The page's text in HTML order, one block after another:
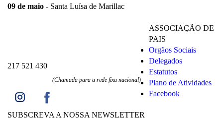
09 de maio - Santa Luísa de Marillac
217 521 430
(Chamada para a rede fixa nacional)
SUBSCREVA A NOSSA NEWSLETTER
ASSOCIAÇÃO DE
PAIS
Orgãos Sociais
Delegados
Estatutos
Plano de Atividades
Facebook